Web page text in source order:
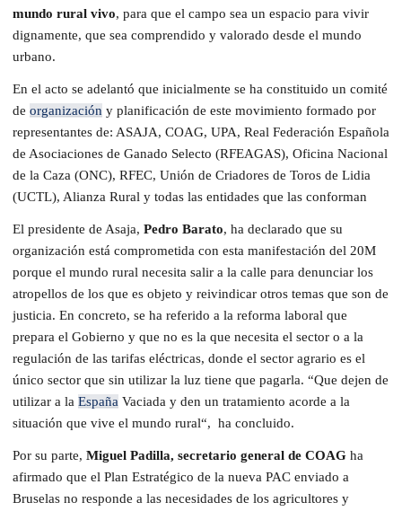
mundo rural vivo, para que el campo sea un espacio para vivir
dignamente, que sea comprendido y valorado desde el mundo
urbano.
En el acto se adelantó que inicialmente se ha constituido un comité
de organización y planificación de este movimiento formado por
representantes de: ASAJA, COAG, UPA, Real Federación Española
de Asociaciones de Ganado Selecto (RFEAGAS), Oficina Nacional
de la Caza (ONC), RFEC, Unión de Criadores de Toros de Lidia
(UCTL), Alianza Rural y todas las entidades que las conforman
El presidente de Asaja, Pedro Barato, ha declarado que su
organización está comprometida con esta manifestación del 20M
porque el mundo rural necesita salir a la calle para denunciar los
atropellos de los que es objeto y reivindicar otros temas que son de
justicia. En concreto, se ha referido a la reforma laboral que
prepara el Gobierno y que no es la que necesita el sector o a la
regulación de las tarifas eléctricas, donde el sector agrario es el
único sector que sin utilizar la luz tiene que pagarla. “Que dejen de
utilizar a la España Vaciada y den un tratamiento acorde a la
situación que vive el mundo rural“, ha concluido.
Por su parte, Miguel Padilla, secretario general de COAG ha
afirmado que el Plan Estratégico de la nueva PAC enviado a
Bruselas no responde a las necesidades de los agricultores y